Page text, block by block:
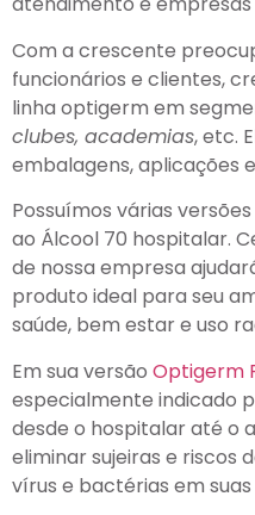
Com a crescente
funcionários e clientes,
linha optigerm em
clubes, academias, etc.
embalagens, aplicações
Possuímos várias
ao Álcool 70 hospitalar.
de nossa empresa
produto ideal para seu
saúde, bem estar e uso
Em sua versão Optigerm
especialmente indicado
desde o hospitalar até o
eliminar sujeiras e riscos
vírus e bactérias em